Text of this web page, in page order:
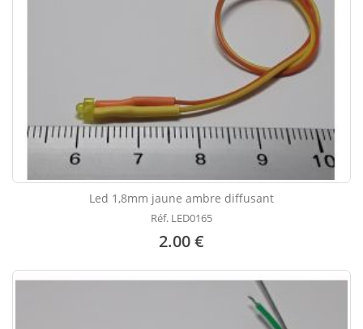
Led 1,8mm jaune ambre diffusant
Réf. LED0165
2.00 €